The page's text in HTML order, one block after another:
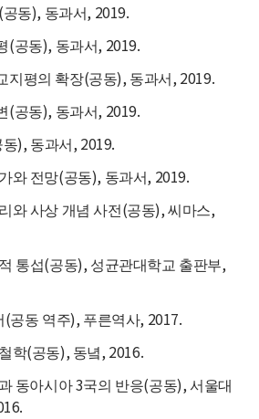
동), 동과서, 2019.
(공동), 동과서, 2019.
지평의 확장(공동), 동과서, 2019.
(공동), 동과서, 2019.
), 동과서, 2019.
와 전망(공동), 동과서, 2019.
와 사상 개념 사전(공동), 씨마스,
통섭(공동), 성균관대학교 출판부,
공동 역주), 푸른역사, 2017.
학(공동), 동녘, 2016.
동아시아 3국의 반응(공동), 서울대